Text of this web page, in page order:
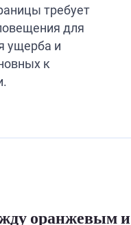
требует
для
ущерба и
к
оранжевым и